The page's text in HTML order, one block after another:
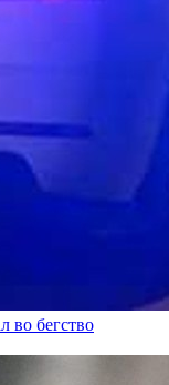
во бегство